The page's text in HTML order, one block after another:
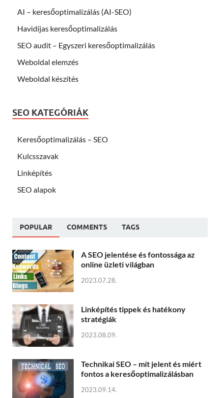
AI – keresőoptimalizálás (AI-SEO)
Havidíjas keresőoptimalizálás
SEO audit – Egyszeri keresőoptimalizálás
Weboldal elemzés
Weboldal készítés
SEO KATEGÓRIÁK
Keresőoptimalizálás – SEO
Kulcsszavak
Linképítés
SEO alapok
POPULAR COMMENTS TAGS
A SEO jelentése és fontossága az
online üzleti világban
2023.07.28.
Linképítés tippek és hatékony
stratégiák
2023.08.09.
Technikai SEO – mit jelent és miért
fontos a keresőoptimalizálásban
2023.09.14.